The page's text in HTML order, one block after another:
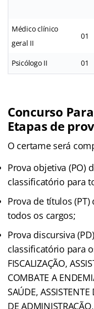
Médico clínico
geral II
01
Psicólogo II 01
Concurso
Etapas de
O certame será
Prova objetiva (PO)
classificatório para
Prova de títulos
todos os cargos;
Prova discursiva
classificatório para
FISCALIZAÇÃO,
COMBATE A
SAÚDE,
DE